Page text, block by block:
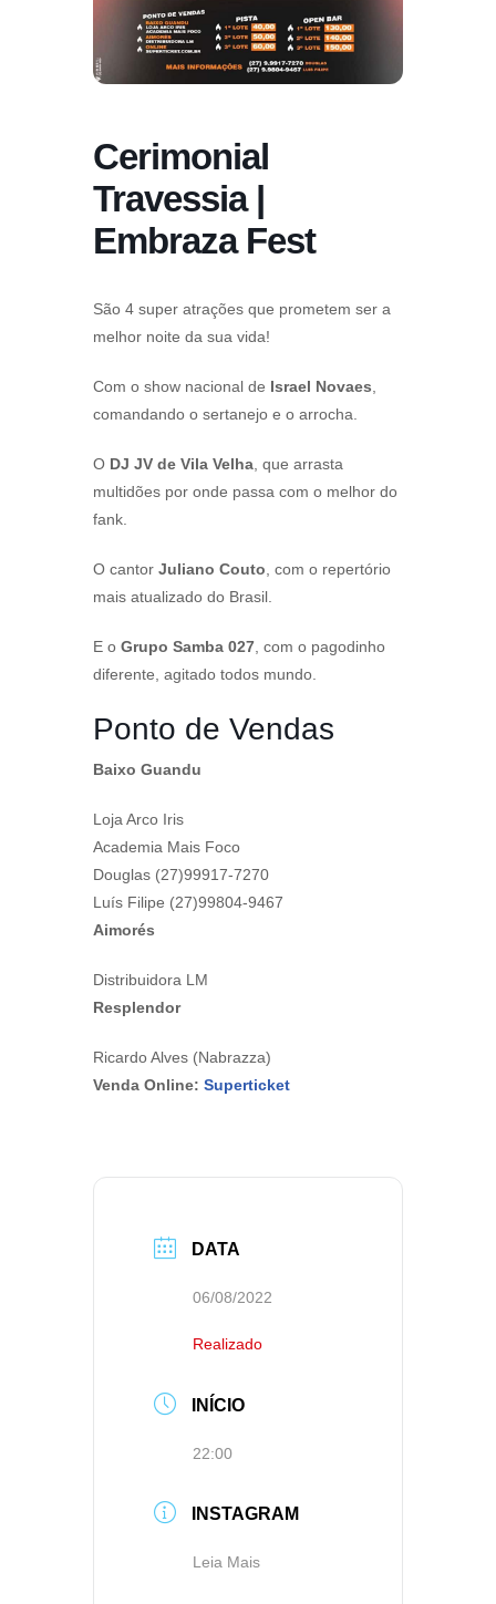
Cerimonial
Travessia |
Embraza Fest
São 4 super atrações que prometem ser a
melhor noite da sua vida!
Com o show nacional de Israel Novaes
comandando o sertanejo e o arrocha.
O DJ JV de Vila Velha , que arrasta
multidões por onde passa com o melhor do
fank.
O cantor Juliano Couto , com o repertório
mais atualizado do Brasil.
E o Grupo Samba 027 , com o pagodinho
diferente, agitado todos mundo.
Ponto de Vendas
Baixo Guandu
Loja Arco Iris
Academia Mais Foco
Douglas (27)99917-7270
Luís Filipe (27)99804-9467
Aimorés
Distribuidora LM
Resplendor
Ricardo Alves (Nabrazza)
Venda Online: Superticket
DATA
06/08/2022
Realizado
INÍCIO
22:00
INSTAGRAM
Leia Mais